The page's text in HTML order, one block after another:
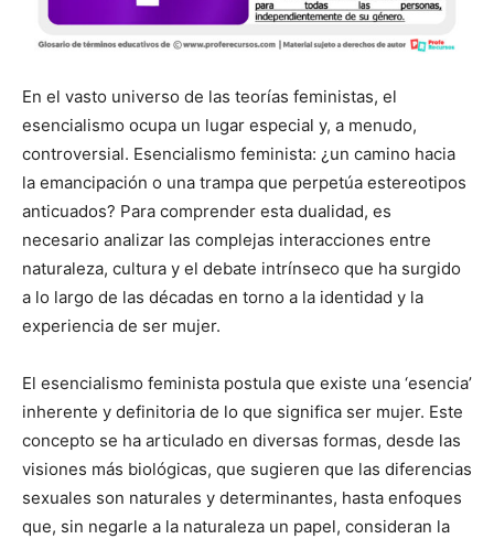
En el vasto universo de las teorías feministas, el
esencialismo ocupa un lugar especial y, a menudo,
controversial. Esencialismo feminista: ¿un camino hacia
la emancipación o una trampa que perpetúa estereotipos
anticuados? Para comprender esta dualidad, es
necesario analizar las complejas interacciones entre
naturaleza, cultura y el debate intrínseco que ha surgido
a lo largo de las décadas en torno a la identidad y la
experiencia de ser mujer.
El esencialismo feminista postula que existe una ‘esencia’
inherente y definitoria de lo que significa ser mujer. Este
concepto se ha articulado en diversas formas, desde las
visiones más biológicas, que sugieren que las diferencias
sexuales son naturales y determinantes, hasta enfoques
que, sin negarle a la naturaleza un papel, consideran la